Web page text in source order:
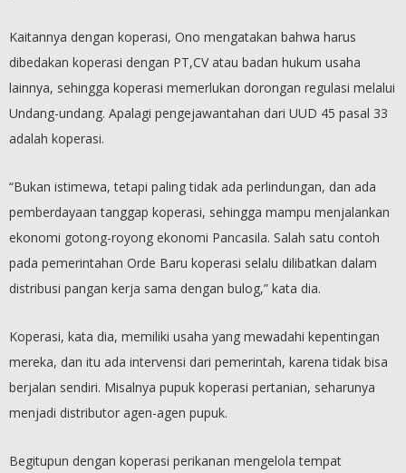
Kaitannya dengan koperasi, Ono mengatakan bahwa harus
dibedakan koperasi dengan PT,CV atau badan hukum usaha
lainnya, sehingga koperasi memerlukan dorongan regulasi melalui
Undang-undang. Apalagi pengejawantahan dari UUD 45 pasal 33
adalah koperasi.
“Bukan istimewa, tetapi paling tidak ada perlindungan, dan ada
pemberdayaan tanggap koperasi, sehingga mampu menjalankan
ekonomi gotong-royong ekonomi Pancasila. Salah satu contoh
pada pemerintahan Orde Baru koperasi selalu dilibatkan dalam
distribusi pangan kerja sama dengan bulog,” kata dia.
Koperasi, kata dia, memiliki usaha yang mewadahi kepentingan
mereka, dan itu ada intervensi dari pemerintah, karena tidak bisa
berjalan sendiri. Misalnya pupuk koperasi pertanian, seharunya
menjadi distributor agen-agen pupuk.
Begitupun dengan koperasi perikanan mengelola tempat